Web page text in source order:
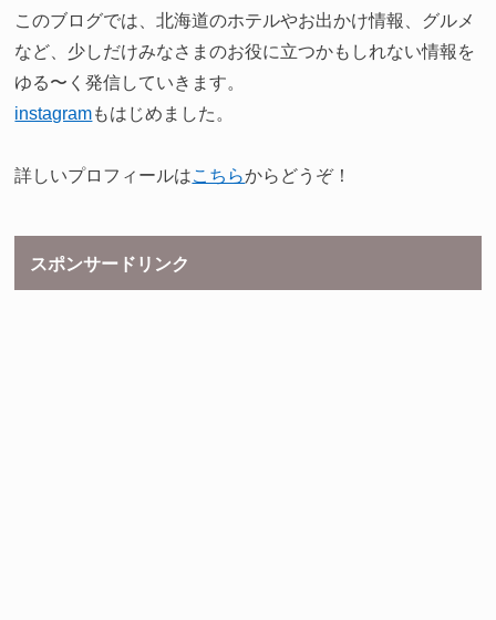
このブログでは、北海道のホテルやお出かけ情報、グルメ
など、少しだけみなさまのお役に立つかもしれない情報を
ゆる〜く発信していきます。
instagramもはじめました。
詳しいプロフィールはこちらからどうぞ！
スポンサードリンク